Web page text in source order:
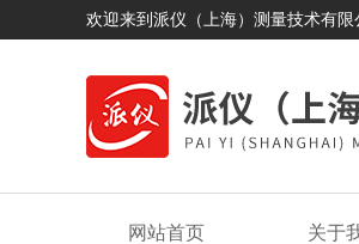
欢迎来到派仪（上海）测量技术有限
网站首页 关于